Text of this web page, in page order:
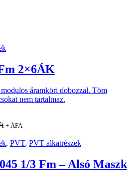
2×6ÁK
áramköri dobozzal. Töm
nem tartalmaz.
+ ÁFA
, PVT, PVT alkatrészek
1/3 Fm – Alsó Maszk